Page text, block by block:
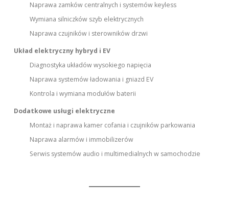
Naprawa zamków centralnych i systemów keyless
Wymiana silniczków szyb elektrycznych
Naprawa czujników i sterowników drzwi
Układ elektryczny hybryd i EV
Diagnostyka układów wysokiego napięcia
Naprawa systemów ładowania i gniazd EV
Kontrola i wymiana modułów baterii
Dodatkowe usługi elektryczne
Montaż i naprawa kamer cofania i czujników parkowania
Naprawa alarmów i immobilizerów
Serwis systemów audio i multimedialnych w samochodzie